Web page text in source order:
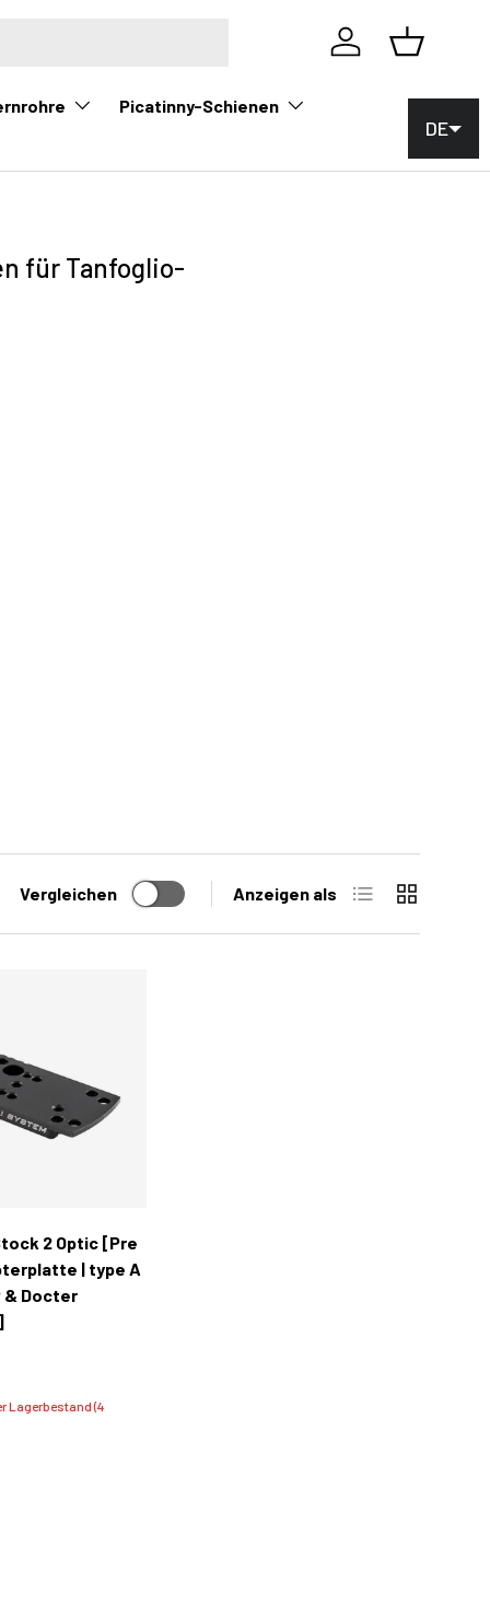
Einloggen
Korb
Picatinny-Schienen
für Tanfoglio-
Vergleichen Anzeigen als Liste Raster
2 Optic [Pre
| type A
& Docter
Lagerbestand (4
DE